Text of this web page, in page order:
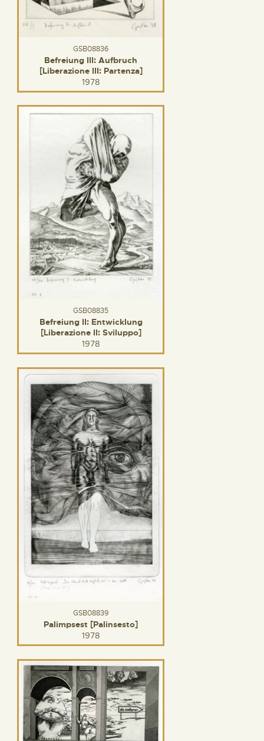
GSB08836
Befreiung III: Aufbruch
[Liberazione III: Partenza]
1978
GSB08835
Befreiung II: Entwicklung
[Liberazione II: Sviluppo]
1978
GSB08839
Palimpsest [Palinsesto]
1978